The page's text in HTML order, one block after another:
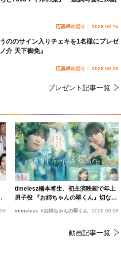
timelesz橋本将生、初主演映画で年上
男子役 『お姉ちゃんの翠くん』切ない
恋の幕開けを予感
#timelesz #お姉ちゃんの翠くん 2026.08.08
動画記事一覧
応募締め切り： 2026.08.15
ののサイン入りチェキを1名様にプレゼ
介 天下御免』
応募締め切り： 2026.08.20
プレゼント記事一覧